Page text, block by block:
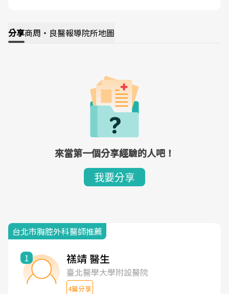
分享商周・良醫報導院所地圖
來當第一個分享經驗的人吧！
我要分享
台北市胸腔外科醫師推薦
1 禚靖 醫生
臺北醫學大學附設醫院
4篇分享